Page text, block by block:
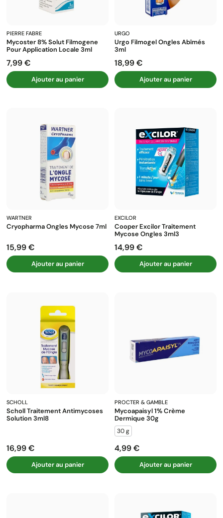
PIERRE FABRE
Mycoster 8% Solut Filmogene
Pour Application Locale 3ml
Prix
7,99 €
Ajouter au panier
URGO
Urgo Filmogel Ongles Abîmés
3ml
Prix
18,99 €
Ajouter au panier
WARTNER
Cryopharma Ongles Mycose 7ml
Prix
15,99 €
Ajouter au panier
EXCILOR
Cooper Excilor Traitement
Mycose Ongles 3ml3
Prix
14,99 €
Ajouter au panier
SCHOLL
Scholl Traitement Antimycoses
Solution 3ml8
Prix
16,99 €
Ajouter au panier
PROCTER & GAMBLE
Mycoapaisyl 1% Crème
Dermique 30g
30 g
Prix
4,99 €
Ajouter au panier